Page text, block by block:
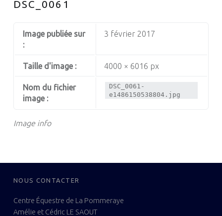
DSC_0061
Image info
Image publiée sur
:
3 février 2017
Taille d'image : 4000 × 6016 px
Nom du fichier
image :
DSC_0061-
e1486150538804.jpg
FOOTER SIDEBAR
NOUS CONTACTER
Centre Équestre de La Pommeraye
Amélie et Cédric LE SAOUT